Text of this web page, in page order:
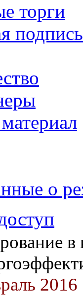
торги
подпись
о
в
2016